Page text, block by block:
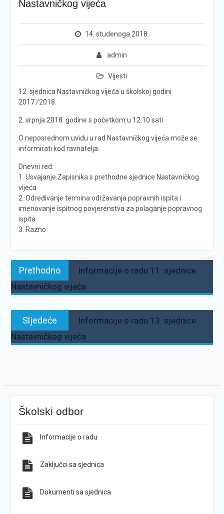
Nastavničkog vijeća
14. studenoga 2018.
admin
Vijesti
12. sjednica Nastavničkog vijeća u školskoj godini
2017./2018.
2. srpnja 2018. godine s početkom u 12:10 sati
O neposrednom uvidu u rad Nastavničkog vijeća može se
informirati kod ravnatelja.
Dnevni red:
1. Usvajanje Zapisnika s prethodne sjednice Nastavničkog
vijeća
2. Određivanje termina održavanja popravnih ispita i
imenovanje ispitnog povjerenstva za polaganje popravnog
ispita
3. Razno
Navigacija
objava
Prethodno Prethodno:
Informacije o radu 11. sjednice
Nastavničkog vijeća
Sljedeće Sljedeće:
Informacije o radu 13. sjednice
Nastavničkog vijeća
Školski odbor
Informacije o radu
Zaključci sa sjednica
Dokumenti sa sjednica